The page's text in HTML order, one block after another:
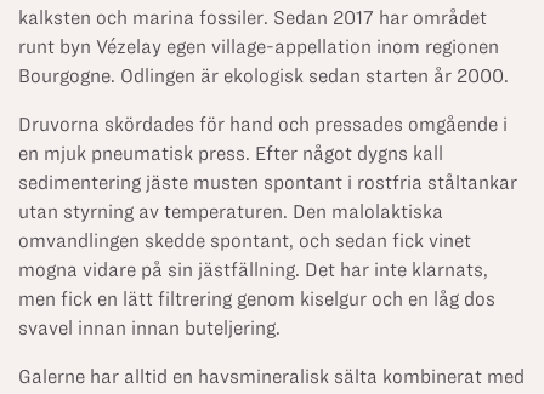
kalksten och marina fossiler. Sedan 2017 har området
runt byn Vézelay egen village-appellation inom regionen
Bourgogne. Odlingen är ekologisk sedan starten år 2000.
Druvorna skördades för hand och pressades omgående i
en mjuk pneumatisk press. Efter något dygns kall
sedimentering jäste musten spontant i rostfria ståltankar
utan styrning av temperaturen. Den malolaktiska
omvandlingen skedde spontant, och sedan fick vinet
mogna vidare på sin jästfällning. Det har inte klarnats,
men fick en lätt filtrering genom kiselgur och en låg dos
svavel innan innan buteljering.
Galerne har alltid en havsmineralisk sälta kombinerat med